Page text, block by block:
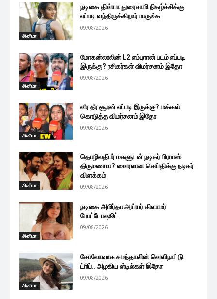
சினிமா
நடிகை திவ்யா துரைசாமி நிகழ்ச்சிக்கு
எப்படி வந்திருக்கிறார் பாருங்க
09/08/2026
சினிமா
மோகன்லாலின் L2 எம்புரான் படம் எப்படி
இருக்கு? ரசிகர்கள் விமர்சனம் இதோ
09/08/2026
சினிமா
வீர தீர சூரன் எப்படி இருக்கு? மக்கள்
கொடுத்த விமர்சனம் இதோ
09/08/2026
சினிமா
தொழிலதிபர் மகளுடன் நடிகர் பிரபாஸ்
திருமணமா? வைரலான செய்திக்கு நடிகர்
விளக்கம்
09/08/2026
சினிமா
நடிகை அமிர்தா அய்யர் கிளாமர்
போட்டோஷூட்
09/08/2026
சினிமா
சோலோவாக சமந்தாவின் வெளிநாட்டு
ட்ரிப்.. அழகிய ஸ்டில்கள் இதோ
09/08/2026